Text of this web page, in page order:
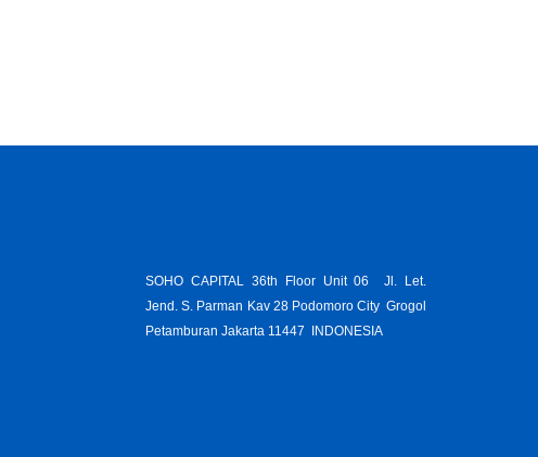
SOHO CAPITAL 36th Floor Unit 06 Jl. Let.
Jend. S. Parman Kav 28 Podomoro City Grogol
Petamburan Jakarta 11447 INDONESIA